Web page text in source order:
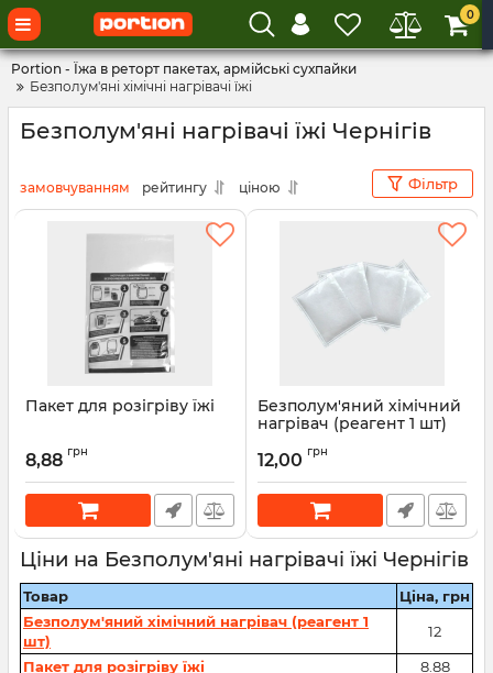
0
Portion - Їжа в реторт пакетах, армійські сухпайки
Безполум'яні хімічні нагрівачі їжі
Безполум'яні нагрівачі їжі Чернігів
замовчуванням рейтингу ціною Фільтр
Пакет для розігріву їжі
8,88 грн
Безполум'яний хімічний
нагрівач (реагент 1 шт)
12,00 грн
Ціни на Безполум'яні нагрівачі їжі Чернігів
Товар
Ціна, грн
Безполум'яний хімічний нагрівач (реагент 1
шт)
12
Пакет для розігріву їжі
8.88